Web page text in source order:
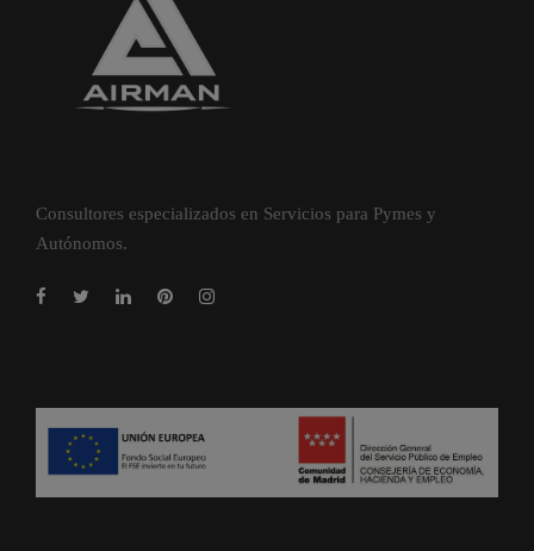
Consultores especializados en Servicios para Pymes y
Autónomos.